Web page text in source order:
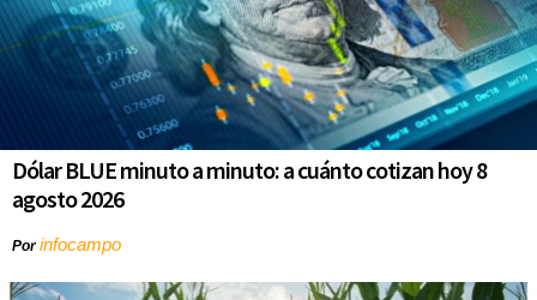
Dólar BLUE minuto a minuto: a cuánto cotizan hoy 8
agosto 2026
Porinfocampo